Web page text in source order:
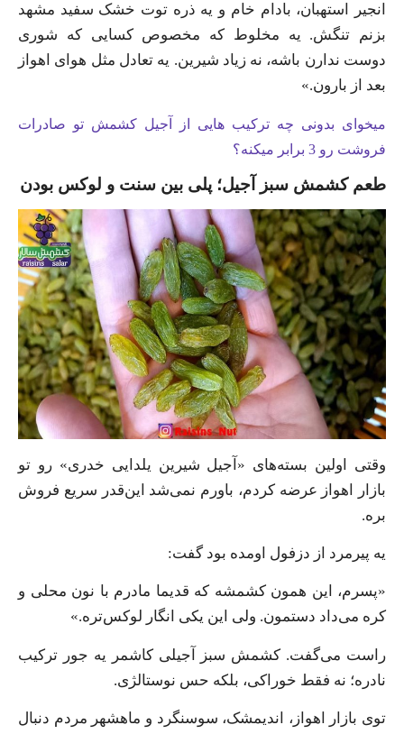
انجیر استهبان، بادام خام و یه ذره توت خشک سفید مشهد
بزنم تنگش. یه مخلوط که مخصوص کسایی که شوری
دوست ندارن باشه، نه زیاد شیرین. یه تعادل مثل هوای اهواز
بعد از بارون.»
میخوای بدونی چه ترکیب هایی از آجیل کشمش تو صادرات
فروشت رو 3 برابر میکنه؟
طعم کشمش سبز آجیل؛ پلی بین سنت و لوکس بودن
وقتی اولین بسته‌های «آجیل شیرین یلدایی خدری» رو تو
بازار اهواز عرضه کردم، باورم نمی‌شد این‌قدر سریع فروش
بره.
یه پیرمرد از دزفول اومده بود گفت:
«پسرم، این همون کشمشه که قدیما مادرم با نون محلی و
کره می‌داد دستمون. ولی این یکی انگار لوکس‌تره.»
راست می‌گفت. کشمش سبز آجیلی کاشمر یه جور ترکیب
نادره؛ نه فقط خوراکی، بلکه حس نوستالژی.
توی بازار اهواز، اندیمشک، سوسنگرد و ماهشهر مردم دنبال